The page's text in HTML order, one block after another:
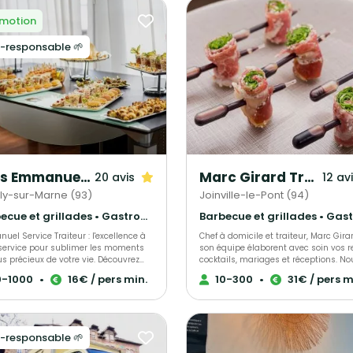
responsable 🌱
Yves Emmanuel Traiteur 20 avis
sur-Marne (93)
Barbecue et grillades • Gastronomique • Français Traditionnel
Service Traiteur : l'excellence à
pour sublimer les moments
précieux de votre vie. Découvrez
gastronomique Afro-
qui repose sur des produits de
le Chef Yves Emmanuel a
une maîtrise inégalée de la cuisine
ayant été formé dans les meilleures
1000 • 16€ / pers min.
Marc Girard Traiteur 12
Joinville-le-Pont (94)
Chef à domicile et traiteur, Marc
son équipe élaborent avec soin vos
cocktails, mariages et réceptions.
mettons à l’honneur des produits
saisonniers, locaux et d’exception,
cuisine responsable, nous soutenons
consommation durable des
mer grâce au programme Mr.
10-300 • 31€ / pers
responsable 🌱